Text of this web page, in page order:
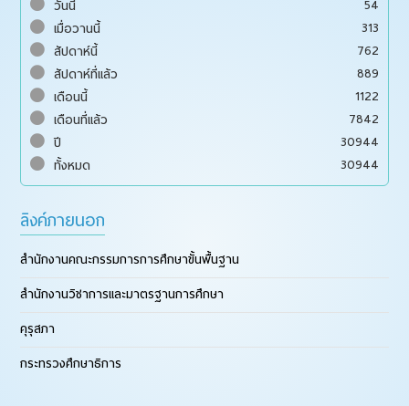
วันนี้
เมื่อวานนี้
313
สัปดาห์นี้
762
สัปดาห์ที่แล้ว
889
เดือนนี้
1122
เดือนที่แล้ว
7842
ปี
30944
ทั้งหมด
30944
ลิงค์ภายนอก
สำนักงานคณะกรรมการการศึกษาขั้นพื้นฐาน
สำนักงานวิชาการและมาตรฐานการศึกษา
คุรุสภา
กระทรวงศึกษาธิการ